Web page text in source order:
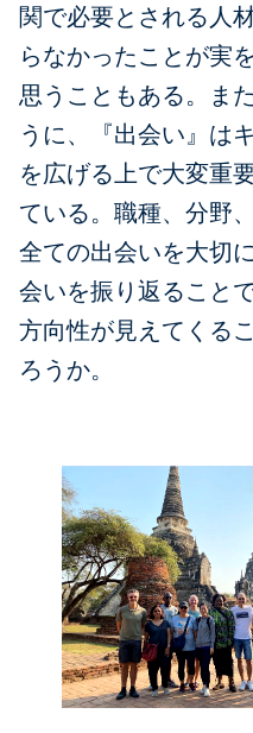
関で必要とされる人
らなかったことが実
思うこともある。ま
うに、『出会い』は
を広げる上で大変重
ている。職種、分野
全ての出会いを大切
会いを振り返ること
方向性が見えてくる
ろうか。